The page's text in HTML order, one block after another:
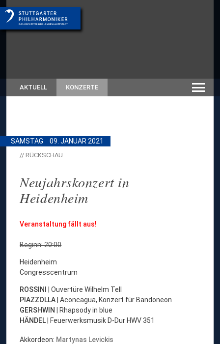
AKTUELL KONZERTE
SAMSTAG 09. JANUAR 2021
// RÜCKSCHAU
Neujahrskonzert in
Heidenheim
Veranstaltung fällt aus!
Beginn: 20:00
Heidenheim
Congresscentrum
ROSSINI| Ouvertüre Wilhelm Tell
PIAZZOLLA| Aconcagua, Konzert für Bandoneon
GERSHWIN| Rhapsody in blue
HÄNDEL| Feuerwerksmusik D-Dur HWV 351
Akkordeon: Martynas Levickis